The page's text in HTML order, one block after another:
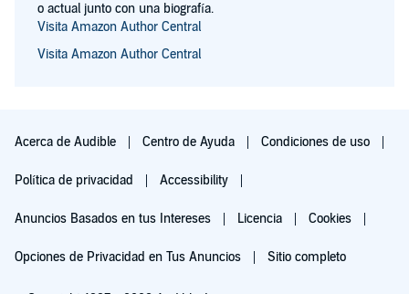
o actual junto con una biografía.
Visita Amazon Author Central
Visita Amazon Author Central
Acerca de Audible Centro de Ayuda Condiciones de uso
Política de privacidad Accessibility
Anuncios Basados en tus Intereses Licencia Cookies
Opciones de Privacidad en Tus Anuncios Sitio completo